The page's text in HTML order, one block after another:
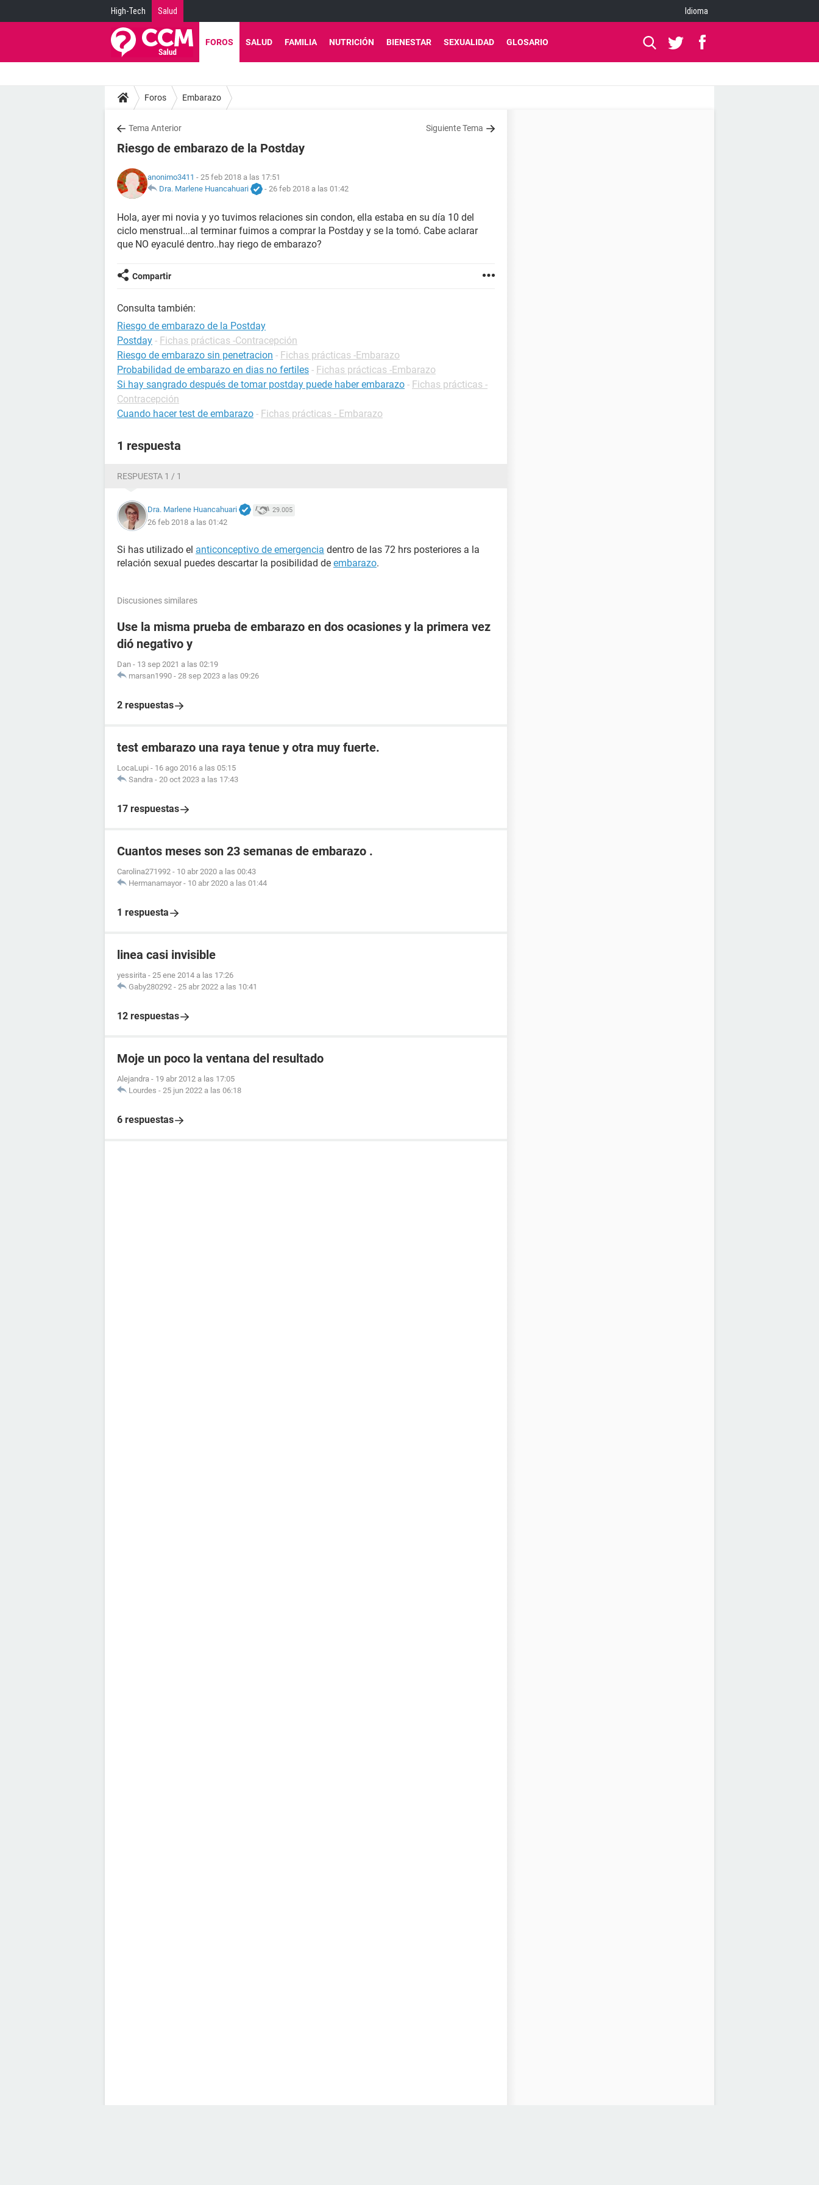
High-Tech Salud Idioma
FOROS SALUD FAMILIA NUTRICIÓN BIENESTAR SEXUALIDAD GLOSARIO
Foros Embarazo
Tema Anterior Siguiente Tema
Riesgo de embarazo de la Postday
anonimo3411 - 25 feb 2018 a las 17:51
Dra. Marlene Huancahuari
- 26 feb 2018 a las 01:42
Hola, ayer mi novia y yo tuvimos relaciones sin condon, ella estaba en su día 10 del
ciclo menstrual...al terminar fuimos a comprar la Postday y se la tomó. Cabe aclarar
que NO eyaculé dentro..hay riego de embarazo?
Compartir
Consulta también:
Riesgo de embarazo de la Postday
Postday - Fichas prácticas -Contracepción
Riesgo de embarazo sin penetracion - Fichas prácticas -Embarazo
Probabilidad de embarazo en dias no fertiles - Fichas prácticas -Embarazo
Si hay sangrado después de tomar postday puede haber embarazo - Fichas prácticas -
Contracepción
Cuando hacer test de embarazo - Fichas prácticas - Embarazo
1 respuesta
RESPUESTA 1 / 1
Dra. Marlene Huancahuari 29.005
26 feb 2018 a las 01:42
Si has utilizado el anticonceptivo de emergencia dentro de las 72 hrs posteriores a la
relación sexual puedes descartar la posibilidad de embarazo.
Discusiones similares
Use la misma prueba de embarazo en dos ocasiones y la primera vez
dió negativo y
Dan - 13 sep 2021 a las 02:19
marsan1990 - 28 sep 2023 a las 09:26
2 respuestas
test embarazo una raya tenue y otra muy fuerte.
LocaLupi - 16 ago 2016 a las 05:15
Sandra - 20 oct 2023 a las 17:43
17 respuestas
Cuantos meses son 23 semanas de embarazo .
Carolina271992 - 10 abr 2020 a las 00:43
Hermanamayor - 10 abr 2020 a las 01:44
1 respuesta
linea casi invisible
yessirita - 25 ene 2014 a las 17:26
Gaby280292 - 25 abr 2022 a las 10:41
12 respuestas
Moje un poco la ventana del resultado
Alejandra - 19 abr 2012 a las 17:05
Lourdes - 25 jun 2022 a las 06:18
6 respuestas